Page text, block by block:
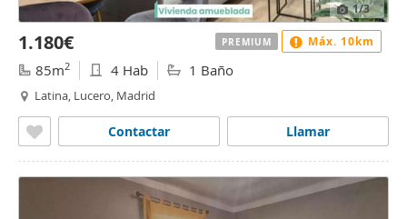
1/3
1.180€
85m2 4 Hab 1 Baño
Latina, Lucero, Madrid
Llamar
Contactar
PREMIUM Máx. 10km